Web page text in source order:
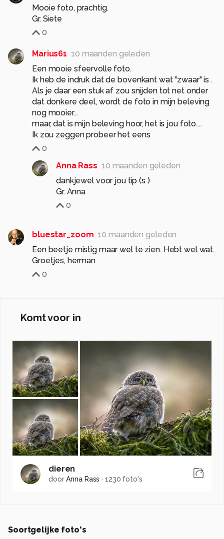
Mooie foto, prachtig.
Gr. Siete
0
Marius61 10 maanden geleden
Een mooie sfeervolle foto.
Ik heb de indruk dat de bovenkant wat "zwaar" is .
Als je daar een stuk af zou snijden tot net onder
dat donkere deel, wordt de foto in mijn beleving
nog mooier...
maar, dat is mijn beleving hoor, het is jou foto....
Ik zou zeggen probeer het eens
0
Anna Rass 10 maanden geleden
dankjewel voor jou tip (s )
Gr. Anna
0
bluestar_zoom 10 maanden geleden
Een beetje mistig maar wel te zien. Hebt wel wat.
Groetjes, herman
0
Komt voor in
dieren
doorAnna Rass · 1230 foto's
Soortgelijke foto's